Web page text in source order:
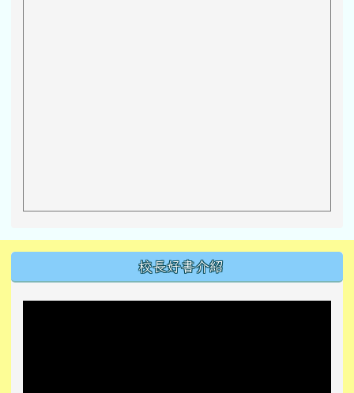
校長好書介紹